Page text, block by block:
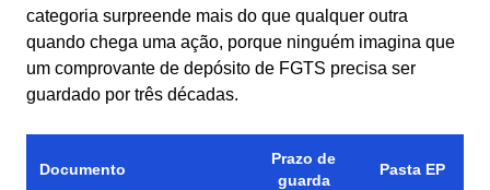
categoria surpreende mais do que qualquer outra
quando chega uma ação, porque ninguém imagina que
um comprovante de depósito de FGTS precisa ser
guardado por três décadas.
Documento
Prazo de
guarda
Pasta EP